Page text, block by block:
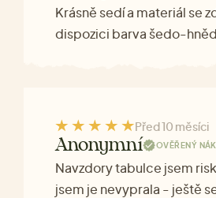
Krásně sedí a materiál se
dispozici barva šedo-
Před 10 měsíci
Anonymní OVĚŘENÝ
Navzdory tabulce jsem
jsem je nevyprala - ještě